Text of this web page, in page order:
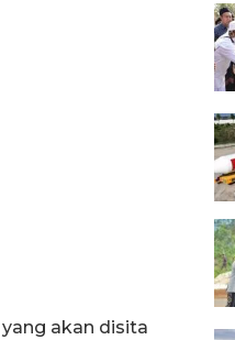
akan disita